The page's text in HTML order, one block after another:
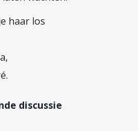
haar los
discussie